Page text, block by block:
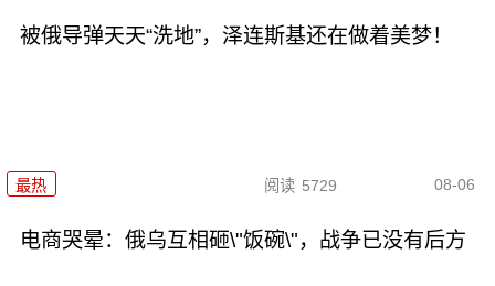
被俄导弹天天“洗地”，泽连斯基还在做着美梦！
最热 阅读 5729 08-06
电商哭晕：俄乌互相砸\"饭碗\"，战争已没有后方